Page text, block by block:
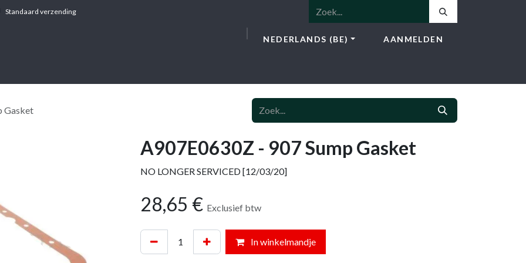
Standaard verzending
NEDERLANDS (BE) AANMELDEN
Gasket
A907E0630Z - 907 Sump Gasket
NO LONGER SERVICED [12/03/20]
28,65 € Exclusief btw
In winkelmandje